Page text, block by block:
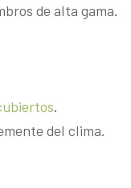
de alta gama.
.
del clima.